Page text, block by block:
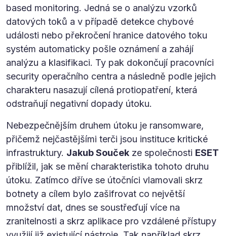
based monitoring. Jedná se o analýzu vzorků
datových toků a v případě detekce chybové
události nebo překročení hranice datového toku
systém automaticky pošle oznámení a zahájí
analýzu a klasifikaci. Ty pak dokončují pracovníci
security operačního centra a následně podle jejich
charakteru nasazují cílená protiopatření, která
odstraňují negativní dopady útoku.
Nebezpečnějším druhem útoku je ransomware,
přičemž nejčastějšími terči jsou instituce kritické
infrastruktury. Jakub Souček ze společnosti ESET
přiblížil, jak se mění charakteristika tohoto druhu
útoku. Zatímco dříve se útočníci vlamovali skrz
botnety a cílem bylo zašifrovat co největší
množství dat, dnes se soustřeďují více na
zranitelnosti a skrz aplikace pro vzdálené přístupy